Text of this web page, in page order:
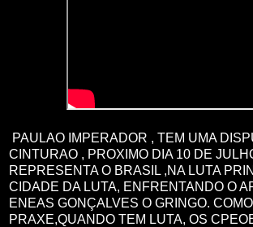
PAULAO IMPERADOR , TEM UMA
CINTURAO , PROXIMO DIA 10 DE
REPRESENTA O BRASIL ,NA LUTA
CIDADE DA LUTA, ENFRENTANDO O
ENEAS GONÇALVES O GRINGO.
PRAXE,QUANDO TEM LUTA, OS